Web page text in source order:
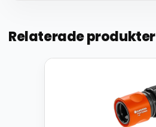
Relaterade produkter